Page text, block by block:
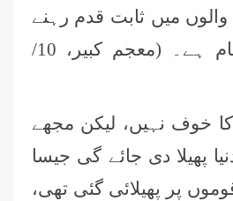
میں ثابت قدم رہنے
والے کے قائم مقام ہے۔ (معجم کبیر، 10/
خوف نہیں، لیکن مجھے
پھیلا دی جائے گی جیسا
پر پھیلائی گئی تھی،